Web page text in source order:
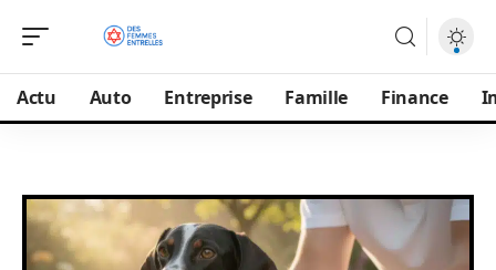
Actu Auto Entreprise Famille Finance